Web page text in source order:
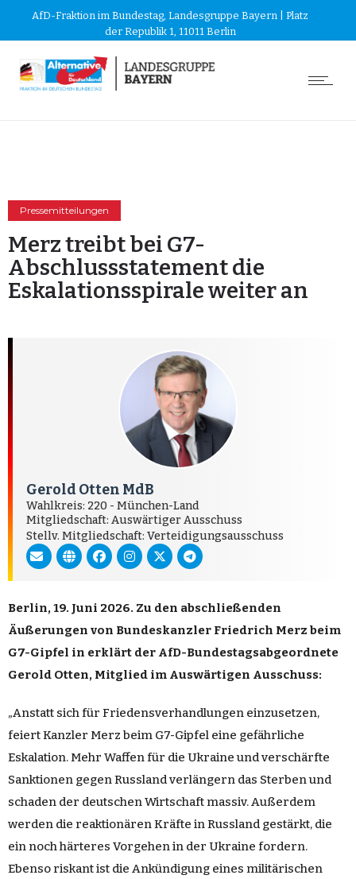
AfD-Fraktion im Bundestag, Landesgruppe Bayern | Platz
der Republik 1, 11011 Berlin
Pressemitteilungen
Merz treibt bei G7-
Abschlussstatement die
Eskalationsspirale weiter an
Gerold Otten MdB
Wahlkreis: 220 - München-Land
Mitgliedschaft: Auswärtiger Ausschuss
Stellv. Mitgliedschaft: Verteidigungsausschuss
Berlin, 19. Juni 2026. Zu den abschließenden
Äußerungen von Bundeskanzler Friedrich Merz beim
G7-Gipfel in erklärt der AfD-Bundestagsabgeordnete
Gerold Otten, Mitglied im Auswärtigen Ausschuss:
„Anstatt sich für Friedensverhandlungen einzusetzen,
feiert Kanzler Merz beim G7-Gipfel eine gefährliche
Eskalation. Mehr Waffen für die Ukraine und verschärfte
Sanktionen gegen Russland verlängern das Sterben und
schaden der deutschen Wirtschaft massiv. Außerdem
werden die reaktionären Kräfte in Russland gestärkt, die
ein noch härteres Vorgehen in der Ukraine fordern.
Ebenso riskant ist die Ankündigung eines militärischen